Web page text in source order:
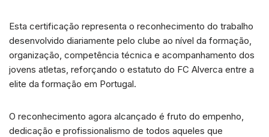
Esta certificação representa o reconhecimento do trabalho
desenvolvido diariamente pelo clube ao nível da formação,
organização, competência técnica e acompanhamento dos
jovens atletas, reforçando o estatuto do FC Alverca entre a
elite da formação em Portugal.
O reconhecimento agora alcançado é fruto do empenho,
dedicação e profissionalismo de todos aqueles que